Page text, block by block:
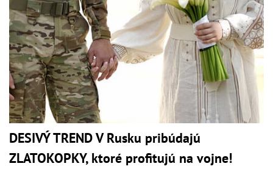
DESIVÝ TREND V Rusku pribúdajú
ZLATOKOPKY, ktoré profitujú na vojne!